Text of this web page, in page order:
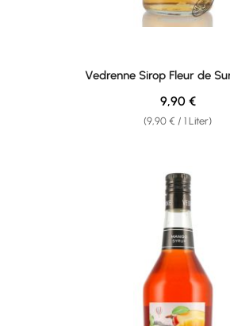
Vedrenne Sirop Fleur de
(9,90 € / 1 Liter)
Regulärer
9,90 €